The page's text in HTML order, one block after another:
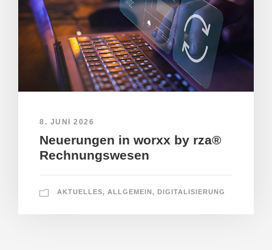
8. JUNI 2026
Neuerungen in worxx by rza®
Rechnungswesen
AKTUELLES, ALLGEMEIN, DIGITALISIERUNG